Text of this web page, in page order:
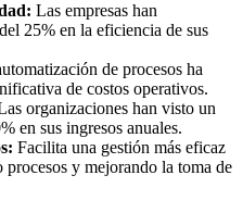
Las empresas han
25% en la eficiencia de sus
de procesos ha
de costos operativos.
organizaciones han visto un
en sus ingresos anuales.
Facilita una gestión más eficaz
y mejorando la toma de